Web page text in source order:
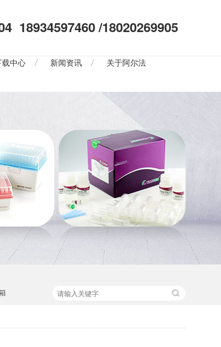
18934597460 /18020269905
中心 新闻资讯 关于阿尔法